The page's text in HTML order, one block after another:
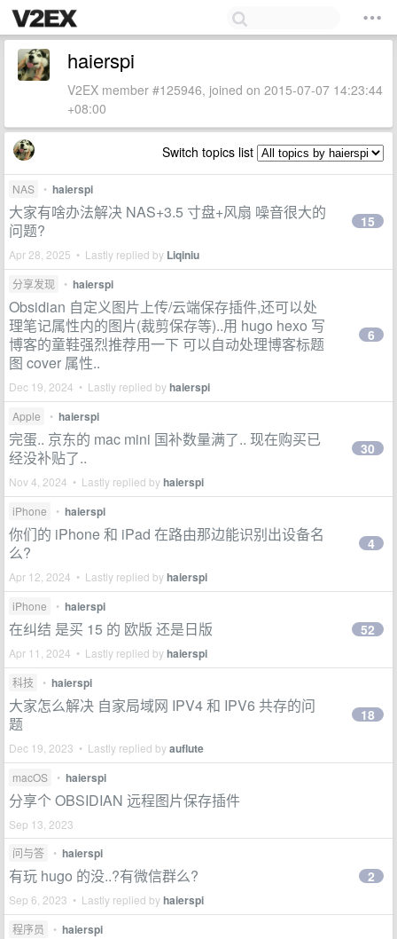
haierspi
V2EX member #125946, joined on 2015-07-07 14:23:44
+08:00
Switch topics list
NAS • haierspi
大家有啥办法解决 NAS+3.5 寸盘+风扇 噪音很大的
问题?
Apr 28, 2025 • Lastly replied by Liqiniu
15
分享发现 • haierspi
Obsidian 自定义图片上传/云端保存插件,还可以处
理笔记属性内的图片(裁剪保存等)..用 hugo hexo 写
博客的童鞋强烈推荐用一下 可以自动处理博客标题
图 cover 属性..
Dec 19, 2024 • Lastly replied byhaierspi
6
Apple • haierspi
完蛋.. 京东的 mac mini 国补数量满了.. 现在购买已
经没补贴了..
Nov 4, 2024 • Lastly replied byhaierspi
30
iPhone • haierspi
你们的 iPhone 和 iPad 在路由那边能识别出设备名
么?
Apr 12, 2024 • Lastly replied byhaierspi
4
iPhone • haierspi
在纠结 是买 15 的 欧版 还是日版
Apr 11, 2024 • Lastly replied byhaierspi
52
科技 • haierspi
大家怎么解决 自家局域网 IPV4 和 IPV6 共存的问
题
Dec 19, 2023 • Lastly replied byauflute
18
macOS • haierspi
分享个 OBSIDIAN 远程图片保存插件
Sep 13, 2023
问与答
• haierspi
有玩 hugo 的没..?有微信群么?
Sep 6, 2023 • Lastly replied byhaierspi
2
程序员 • haierspi